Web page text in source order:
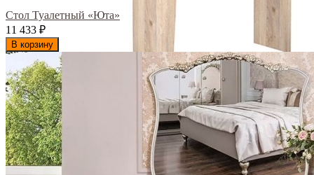
Стол Туалетный «Юта»
11 433 ₽
В корзину